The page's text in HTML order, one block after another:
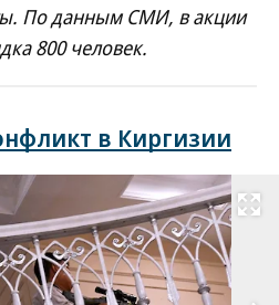
По данным СМИ, в акции
800 человек.
в Киргизии
Развернуть